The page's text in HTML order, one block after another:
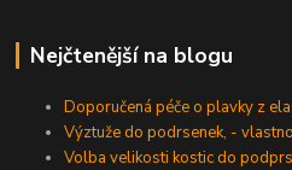
Nejčtenější na blogu
Doporučená péče o plavky z
Výztuže do podrsenek, -
Volba velikosti kostic do